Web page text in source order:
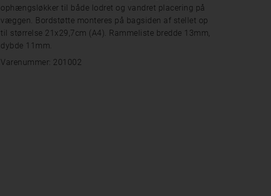
ophængsløkker til både lodret og vandret placering på
væggen. Bordstøtte monteres på bagsiden af ​​stellet op
til størrelse 21x29,7cm (A4). Rammeliste bredde 13mm,
dybde 11mm.
Varenummer: 201002